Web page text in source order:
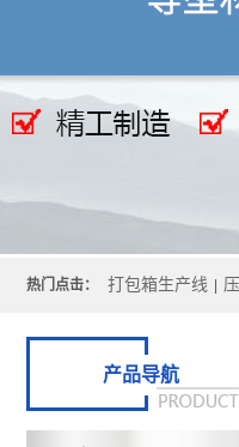
热门点击： 打包箱生产线
产品导航